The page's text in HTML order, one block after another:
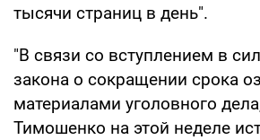
тысячи страниц в день".
"В связи со вступлением в
закона о сокращении срока
материалами уголовного
Тимошенко на этой неделе